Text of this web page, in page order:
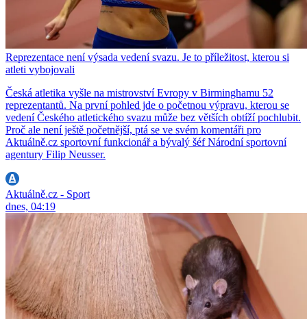
Reprezentace není výsada vedení svazu. Je to příležitost, kterou si
atleti vybojovali
Česká atletika vyšle na mistrovství Evropy v Birminghamu 52
reprezentantů. Na první pohled jde o početnou výpravu, kterou se
vedení Českého atletického svazu může bez větších obtíží pochlubit.
Proč ale není ještě početnější, ptá se ve svém komentáři pro
Aktuálně.cz sportovní funkcionář a bývalý šéf Národní sportovní
agentury Filip Neusser.
Aktuálně.cz - Sport
dnes, 04:19